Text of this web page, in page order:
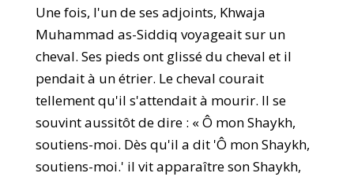
Une fois, l'un de ses adjoints, Khwaja
Muhammad as-Siddiq voyageait sur un
cheval. Ses pieds ont glissé du cheval et il
pendait à un étrier. Le cheval courait
tellement qu'il s'attendait à mourir. Il se
souvint aussitôt de dire : « Ô mon Shaykh,
soutiens-moi. Dès qu'il a dit 'Ô mon Shaykh,
soutiens-moi.' il vit apparaître son Shaykh,